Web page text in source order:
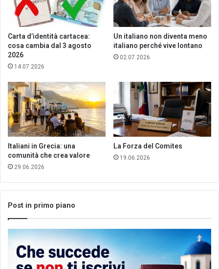
Carta d’identità cartacea:
cosa cambia dal 3 agosto
2026
14.07.2026
Un italiano non diventa meno
italiano perché vive lontano
02.07.2026
Italiani in Grecia: una
comunità che crea valore
29.06.2026
La Forza del Comites
19.06.2026
Post in primo piano
Che
succede
non
the